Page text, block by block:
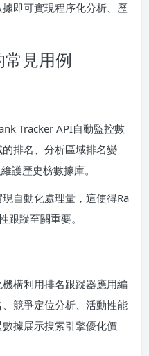
即可實現程序化分析、歷
見用例
Tracker API自動監控數
排名、分析區域排名變
護歷史榜數據庫。
自動化處理量，這使得Ra
跟蹤至關重要。
構利用排名跟蹤器應用編
競爭定位分析、活動性能
據展示搜索引擎優化價